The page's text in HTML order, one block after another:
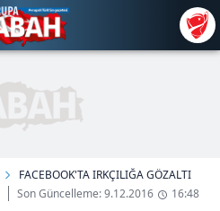
FACEBOOK'TA IRKÇILIĞA GÖZALTI
Son Güncelleme: 9.12.2016 16:48